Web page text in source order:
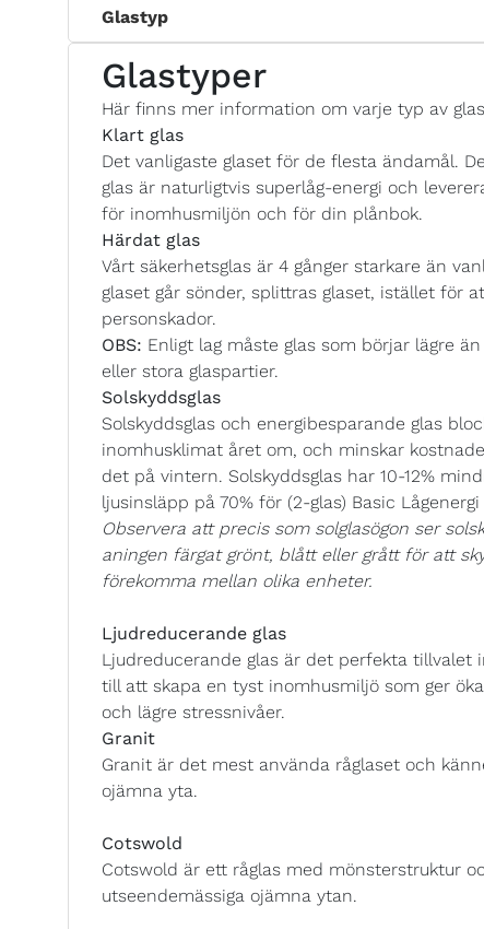
Glastyp
Glastyper
Här finns mer information om varje typ av
Klart glas
Det vanligaste glaset för de flesta ändamål.
glas är naturligtvis superlåg-energi och
för inomhusmiljön och för din plånbok.
Härdat glas
Vårt säkerhetsglas är 4 gånger starkare än
glaset går sönder, splittras glaset, istället för
personskador.
OBS: Enligt lag måste glas som börjar lägre
eller stora glaspartier.
Solskyddsglas
Solskyddsglas och energibesparande glas
inomhusklimat året om, och minskar
det på vintern. Solskyddsglas har 10-12%
ljusinsläpp på 70% för (2-glas) Basic
Observera att precis som solglasögon ser
aningen färgat grönt, blått eller grått för att
förekomma mellan olika enheter.
Ljudreducerande glas
Ljudreducerande glas är det perfekta tillvalet
till att skapa en tyst inomhusmiljö som ger
och lägre stressnivåer.
Granit
Granit är det mest använda råglaset och
ojämna yta.
Cotswold
Cotswold är ett råglas med mönsterstruktur
utseendemässiga ojämna ytan.